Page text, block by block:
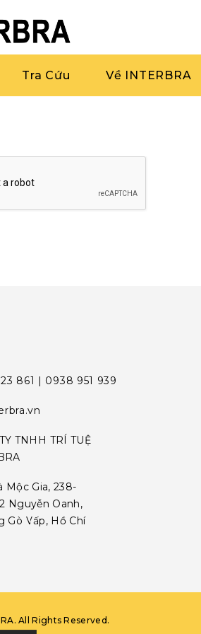
Tra Cứu Về INTERBRA
861 | 0938 951 939
TNHH TRÍ TUỆ
Mộc Gia, 238-
Nguyễn Oanh,
Gò Vấp, Hồ Chí
. All Rights Reserved.